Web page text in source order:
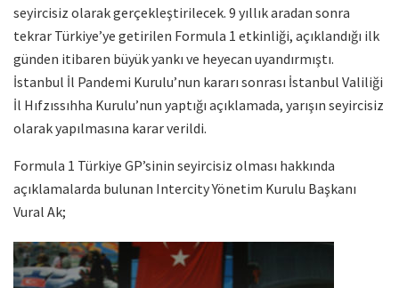
seyircisiz olarak gerçekleştirilecek. 9 yıllık aradan sonra
tekrar Türkiye’ye getirilen Formula 1 etkinliği, açıklandığı ilk
günden itibaren büyük yankı ve heyecan uyandırmıştı.
İstanbul İl Pandemi Kurulu’nun kararı sonrası İstanbul Valiliği
İl Hıfzıssıhha Kurulu’nun yaptığı açıklamada, yarışın seyircisiz
olarak yapılmasına karar verildi.
Formula 1 Türkiye GP’sinin seyircisiz olması hakkında
açıklamalarda bulunan Intercity Yönetim Kurulu Başkanı
Vural Ak;